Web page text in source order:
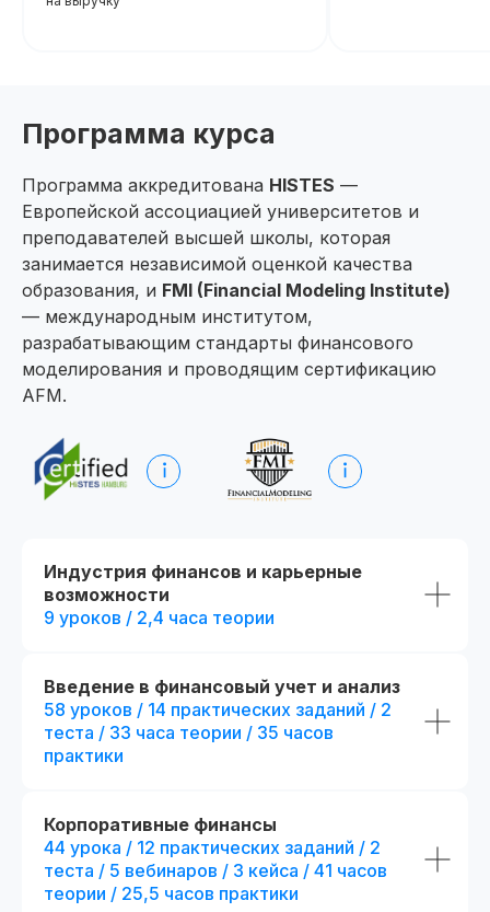
Программа курса
Программа аккредитована HISTES —
Европейской ассоциацией университетов и
преподавателей высшей школы, которая
занимается независимой оценкой качества
образования, и FMI (Financial Modeling Institute)
— международным институтом,
разрабатывающим стандарты финансового
моделирования и проводящим сертификацию
AFM.
Индустрия финансов и карьерные
возможности
9 уроков / 2,4 часа теории
Введение в финансовый учет и анализ
58 уроков / 14 практических заданий / 2
теста / 33 часа теории / 35 часов
практики
Корпоративные финансы
44 урока / 12 практических заданий / 2
теста / 5 вебинаров / 3 кейса / 41 часов
теории / 25,5 часов практики
📅 Начало: start111104.001
Потоковое и асинхронное обучение
При полной оплате
Стандарт